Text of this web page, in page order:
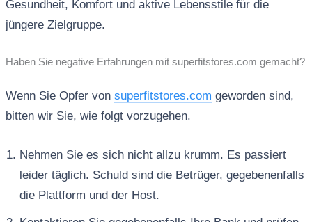
Gesundheit, Komfort und aktive Lebensstile für die
jüngere Zielgruppe.
Haben Sie negative Erfahrungen mit superfitstores.com gemacht?
Wenn Sie Opfer von superfitstores.com geworden sind,
bitten wir Sie, wie folgt vorzugehen.
Nehmen Sie es sich nicht allzu krumm. Es passiert
leider täglich. Schuld sind die Betrüger, gegebenenfalls
die Plattform und der Host.